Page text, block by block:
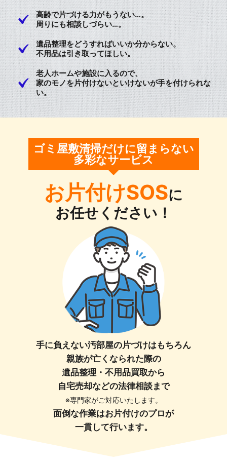
高齢で片づける力がもうない…。
周りにも相談しづらい…。
遺品整理をどうすればいいか分からない。
不用品は引き取ってほしい。
老人ホームや施設に入るので、
家のモノを片付けないといけないが手を付けられな
い。
ゴミ屋敷清掃だけに留まらない
多彩なサービス
お片付けSOSに
お任せください！
手に負えない汚部屋の片づけはもちろん
親族が亡くなられた際の
遺品整理・不用品買取から
自宅売却などの法律相談まで
※専門家がご対応いたします。
面倒な作業はお片付けのプロが
一貫して行います。